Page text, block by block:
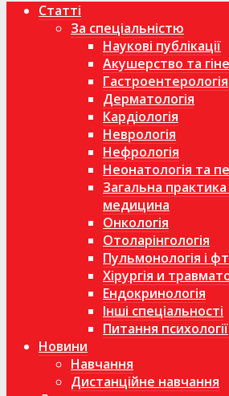
Статті
За спеціальністю
Наукові публікації
Акушерство та
Гастроентерологія
Дерматологія
Кардіологія
Неврологія
Нефрологія
Неонатологія та
Загальна
медицина
Онкологія
Отоларінгологія
Пульмонологія і
Хірургія и
Ендокринологія
Інші спеціальності
Питання психології
Новини
Навчання
Дистанційне навчання